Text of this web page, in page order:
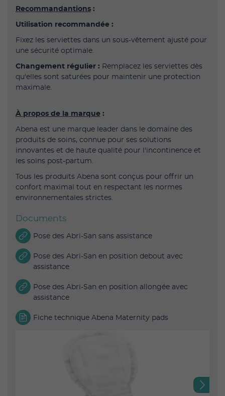
Recommandantions :
Utilisation recommandée :
Fixez les serviettes dans un sous-vêtement ajusté pour
une sécurité optimale.
Changement régulier : Remplacez les serviettes dès
qu'elles sont saturées pour maintenir une protection
maximale.
À propos de la marque :
Abena est une marque leader dans le domaine des
produits de soins, connue pour ses solutions
innovantes et de haute qualité pour l'incontinence et
les soins post-partum.
Tous les produits Abena sont conçus pour offrir un
confort maximal tout en respectant les normes
environnementales strictes.
Documents
Pose des Abri-San sans assistance
Pose des Abri-San en position debout avec
assistance
Pose des Abri-San en position allongée avec
assistance
Fiche technique Abena Maternity pads